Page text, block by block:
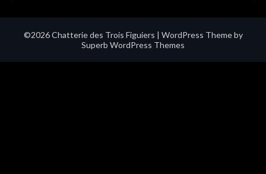
©2026 Chatterie des Trois Figuiers | WordPress Theme by
Superb WordPress Themes